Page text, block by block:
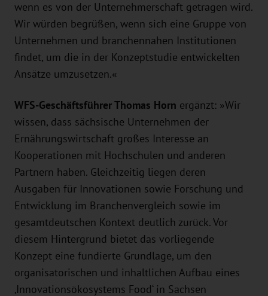
wenn es von der Unternehmerschaft getragen wird.
Wir würden begrüßen, wenn sich eine Gruppe von
Unternehmen und branchennahen Institutionen
findet, um die in der Konzeptstudie entwickelten
Ansätze umzusetzen.«
WFS-Geschäftsführer Thomas Horn ergänzt: »Wir
wissen, dass sächsische Unternehmen der
Ernährungswirtschaft großes Interesse an
Kooperationen mit Hochschulen und anderen
Partnern haben. Gleichzeitig liegen deren
Ausgaben für Innovationen sowie Forschung und
Entwicklung im Branchenvergleich sowie im
gesamtdeutschen Kontext deutlich zurück. Vor
diesem Hintergrund bietet das vorliegende
Konzept eine fundierte Grundlage, um den
organisatorischen und inhaltlichen Aufbau eines
‚Innovationsökosystems Food‘ in Sachsen